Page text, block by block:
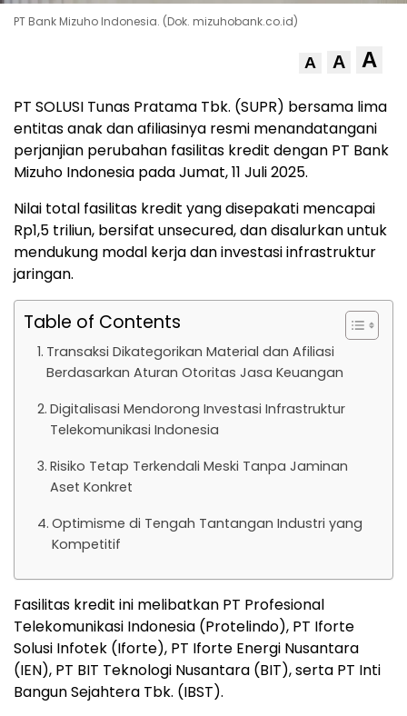
PT Bank Mizuho Indonesia. (Dok. mizuhobank.co.id)
A A A
PT SOLUSI Tunas Pratama Tbk. (SUPR) bersama lima
entitas anak dan afiliasinya resmi menandatangani
perjanjian perubahan fasilitas kredit dengan PT Bank
Mizuho Indonesia pada Jumat, 11 Juli 2025.
Nilai total fasilitas kredit yang disepakati mencapai
Rp1,5 triliun, bersifat unsecured, dan disalurkan untuk
mendukung modal kerja dan investasi infrastruktur
jaringan.
Table of Contents
Transaksi Dikategorikan Material dan Afiliasi
Berdasarkan Aturan Otoritas Jasa Keuangan
Digitalisasi Mendorong Investasi Infrastruktur
Telekomunikasi Indonesia
Risiko Tetap Terkendali Meski Tanpa Jaminan
Aset Konkret
Optimisme di Tengah Tantangan Industri yang
Kompetitif
Fasilitas kredit ini melibatkan PT Profesional
Telekomunikasi Indonesia (Protelindo), PT Iforte
Solusi Infotek (Iforte), PT Iforte Energi Nusantara
(IEN), PT BIT Teknologi Nusantara (BIT), serta PT Inti
Bangun Sejahtera Tbk. (IBST).